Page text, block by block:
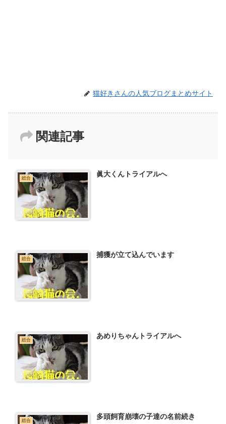
猫好きさんの人気ブログまとめサイト
関連記事
総合 眞大くんトライアルへ
総合 捕獲が立て込んでいます
総合 あめりちゃんトライアルへ
総合 多頭飼育崩壊の子達の名前続き